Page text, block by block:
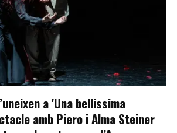
a 'Una bellissima
amb Piero i Alma Steiner